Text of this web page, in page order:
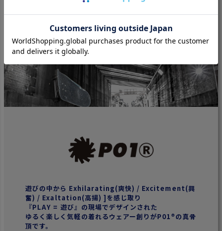
遊びの中から Exhilarating(爽快) / Excitement(興
奮) / Exaltation(高揚) ]を感じ取り
『PLAY = 遊び』の現場でデザインされた
ゆるく楽しく気軽の着れるウェアー創りがP01®の真骨
頂です。